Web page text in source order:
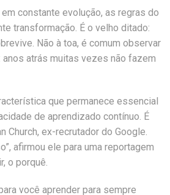
constante evolução, as regras do
transformação. É o velho ditado:
Não à toa, é comum observar
atrás muitas vezes não fazem
que permanece essencial
de aprendizado contínuo. É
Church, ex-recrutador do Google.
afirmou ele para uma reportagem
o porquê.
você aprender para sempre